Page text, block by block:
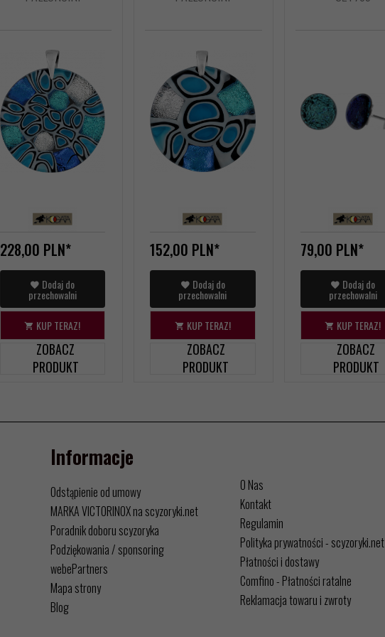
228,00 PLN*
Dodaj do
przechowalni
KUP TERAZ!
ZOBACZ
PRODUKT
152,00 PLN*
Dodaj do
przechowalni
KUP TERAZ!
ZOBACZ
PRODUKT
79,00 PLN*
Dodaj do
przechowalni
KUP TERAZ!
ZOBACZ
PRODUKT
Informacje
Odstąpienie od umowy
MARKA VICTORINOX na scyzoryki.net
Poradnik doboru scyzoryka
Podziękowania / sponsoring
webePartners
Mapa strony
Blog
O Nas
Kontakt
Regulamin
Polityka prywatności - scyzoryki.net
Płatności i dostawy
Comfino - Płatności ratalne
Reklamacja towaru i zwroty